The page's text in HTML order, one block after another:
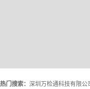
热门搜索：